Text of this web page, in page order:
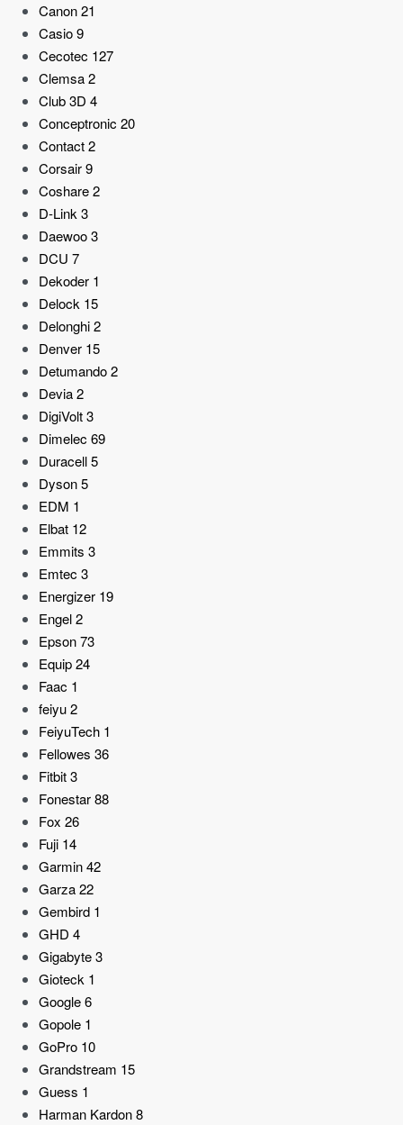
Canon21
Casio9
Cecotec 127
Clemsa2
Club 3D 4
Conceptronic 20
Contact2
Corsair9
Coshare2
D-Link3
Daewoo3
DCU 7
Dekoder 1
Delock 15
Delonghi2
Denver 15
Detumando2
Devia2
DigiVolt3
Dimelec 69
Duracell5
Dyson5
EDM 1
Elbat 12
Emmits 3
Emtec 3
Energizer 19
Engel2
Epson73
Equip24
Faac 1
feiyu2
FeiyuTech 1
Fellowes 36
Fitbit3
Fonestar88
Fox 26
Fuji 14
Garmin42
Garza22
Gembird 1
GHD 4
Gigabyte3
Gioteck 1
Google6
Gopole 1
GoPro 10
Grandstream 15
Guess 1
Harman Kardon8